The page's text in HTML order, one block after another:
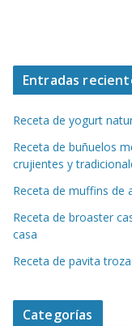
Entradas
Receta de yogurt
Receta de buñuelos
crujientes y
Receta de muffins de
Receta de broaster
casa
Receta de pavita
Categorías